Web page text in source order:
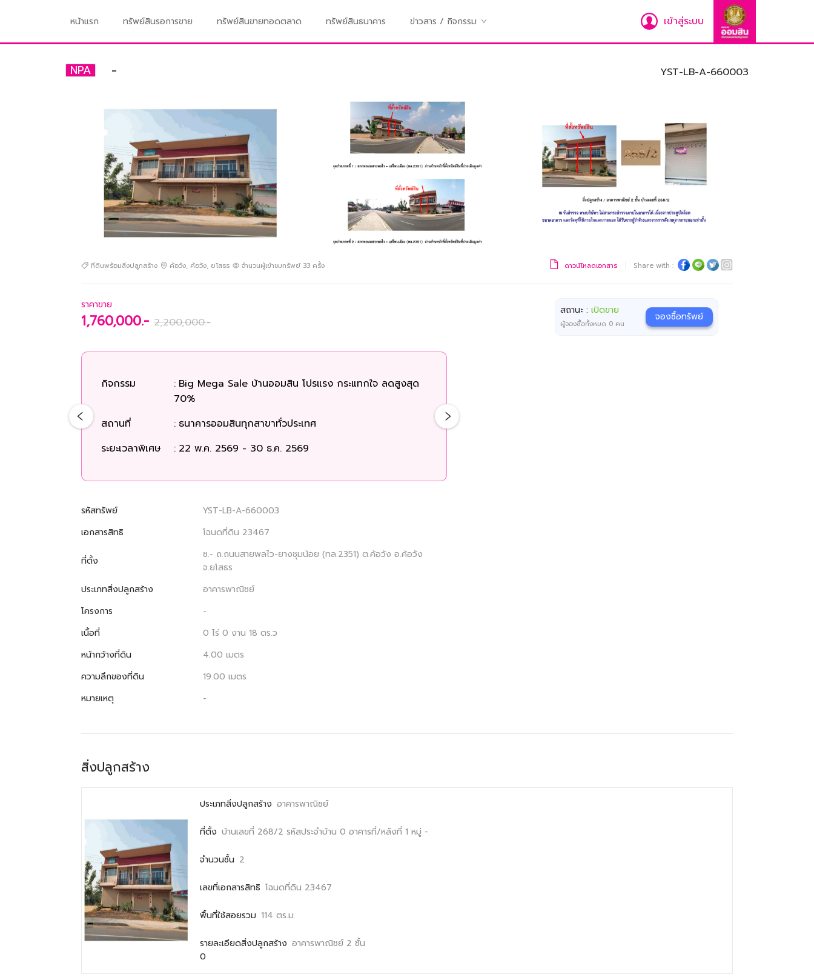
หน้าแรก ทรัพย์สินรอการขาย ทรัพย์สินขายทอดตลาด ทรัพย์สินธนาคาร ข่าวสาร / กิจกรรม เข้าสู่ระบบ
NPA - YST-LB-A-660003
ที่ดินพร้อมสิ่งปลูกสร้าง ค้อวัง, ค้อวัง, ยโสธร จำนวนผู้เข้าชมทรัพย์ 33ครั้ง ดาวน์โหลดเอกสาร Share with :
ราคาขาย
1,760,000.- 2,200,000.-
กิจกรรม : Big Mega Sale บ้านออมสิน โปรแรง กระแทกใจ ลดสูงสุด
70%
สถานที่
: ธนาคารออมสินทุกสาขาทั่วประเทศ
ระยะเวลาพิเศษ
: 22 พ.ค. 2569 - 30 ธ.ค. 2569
รหัสทรัพย์
YST-LB-A-660003
เอกสารสิทธิ
โฉนดที่ดิน 23467
ที่ตั้ง
ซ.- ถ.ถนนสายพลไว-ยางชุมน้อย (ทล.2351) ต.ค้อวัง อ.ค้อวัง
จ.ยโสธร
ประเภทสิ่งปลูกสร้าง
อาคารพาณิชย์
โครงการ
-
เนื้อที่
0 ไร่ 0 งาน 18 ตร.ว
หน้ากว้างที่ดิน
4.00 เมตร
ความลึกของที่ดิน
19.00 เมตร
หมายเหตุ
-
สถานะ : เปิดขาย
ผู้จองซื้อทั้งหมด 0คน
จองซื้อทรัพย์
สิ่งปลูกสร้าง
ประเภทสิ่งปลูกสร้าง อาคารพาณิชย์
ที่ตั้ง บ้านเลขที่ 268/2รหัสประจำบ้าน 0อาคารที่/หลังที่ 1หมู่ -
จำนวนชั้น 2
เลขที่เอกสารสิทธิ โฉนดที่ดิน 23467
พื้นที่ใช้สอยรวม 114 ตร.ม.
รายละเอียดสิ่งปลูกสร้าง อาคารพาณิชย์ 2 ชั้น
0